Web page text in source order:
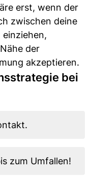
erst, wenn der
zwischen deine
der
akzeptieren.
bei
zum Umfallen!